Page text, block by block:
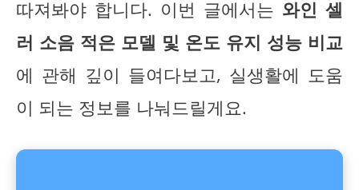
따져봐야 합니다. 이번 글에서는 와인 셀
러 소음 적은 모델 및 온도 유지 성능 비교
에 관해 깊이 들여다보고, 실생활에 도움
이 되는 정보를 나눠드릴게요.